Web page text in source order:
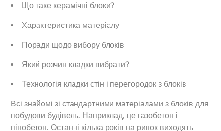
Що таке керамічні блоки?
Характеристика матеріалу
Поради щодо вибору блоків
Який розчин кладки вибрати?
Технологія кладки стін і перегородок з блоків
Всі знайомі зі стандартними матеріалами з блоків для
побудови будівель. Наприклад, це газобетон і
пінобетон. Останні кілька років на ринок виходять